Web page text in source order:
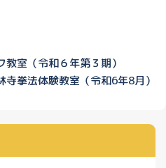
室（令和６年第３期）
拳法体験教室（令和6年8月）